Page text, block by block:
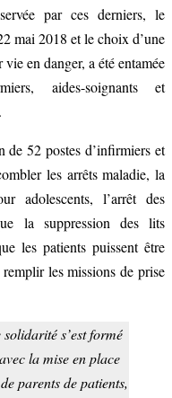
par ces derniers, le
mai 2018 et le choix d’une
en danger, a été entamée
aides-soignants et
de 52 postes d’infirmiers et
les arrêts maladie, la
adolescents, l’arrêt des
la suppression des lits
les patients puissent être
les missions de prise
s’est formé
la mise en place
parents de patients,